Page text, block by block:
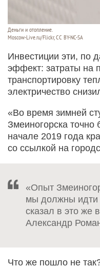
Деньги и отопление.
Moscow-Live.ru/Flickr, CC BY-NC-SA
Инвестиции эти, по
эффект: затраты на
транспортировку
электричество
«Во время зимней
Змеиногорска точно
начале 2019 года
со ссылкой на
«Опыт
мы должны идти
сказал в это же
Александр
Что же пошло не